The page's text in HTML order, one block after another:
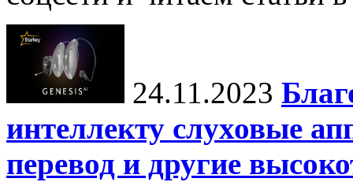
24.11.2023
интеллекту слуховые
перевод и другие